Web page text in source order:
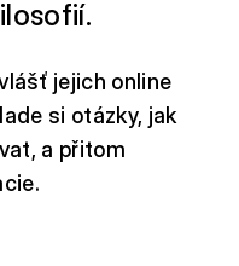
jejich online
si otázky, jak
a přitom